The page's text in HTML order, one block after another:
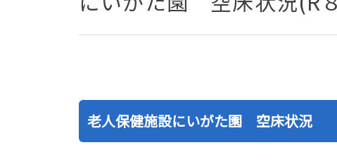
老人保健施設にいがた園 空床状況